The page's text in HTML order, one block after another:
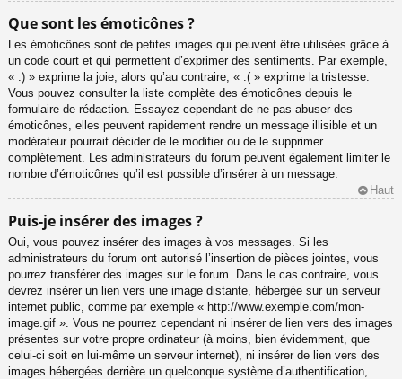
Que sont les émoticônes ?
Les émoticônes sont de petites images qui peuvent être utilisées grâce à
un code court et qui permettent d’exprimer des sentiments. Par exemple,
« :) » exprime la joie, alors qu’au contraire, « :( » exprime la tristesse.
Vous pouvez consulter la liste complète des émoticônes depuis le
formulaire de rédaction. Essayez cependant de ne pas abuser des
émoticônes, elles peuvent rapidement rendre un message illisible et un
modérateur pourrait décider de le modifier ou de le supprimer
complètement. Les administrateurs du forum peuvent également limiter le
nombre d’émoticônes qu’il est possible d’insérer à un message.
Haut
Puis-je insérer des images ?
Oui, vous pouvez insérer des images à vos messages. Si les
administrateurs du forum ont autorisé l’insertion de pièces jointes, vous
pourrez transférer des images sur le forum. Dans le cas contraire, vous
devrez insérer un lien vers une image distante, hébergée sur un serveur
internet public, comme par exemple « http://www.exemple.com/mon-
image.gif ». Vous ne pourrez cependant ni insérer de lien vers des images
présentes sur votre propre ordinateur (à moins, bien évidemment, que
celui-ci soit en lui-même un serveur internet), ni insérer de lien vers des
images hébergées derrière un quelconque système d’authentification,